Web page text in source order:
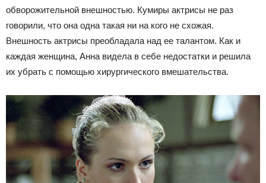
обворожительной внешностью. Кумиры актрисы не раз
говорили, что она одна такая ни на кого не схожая.
Внешность актрисы преобладала над ее талантом. Как и
каждая женщина, Анна видела в себе недостатки и решила
их убрать с помощью хирургического вмешательства.